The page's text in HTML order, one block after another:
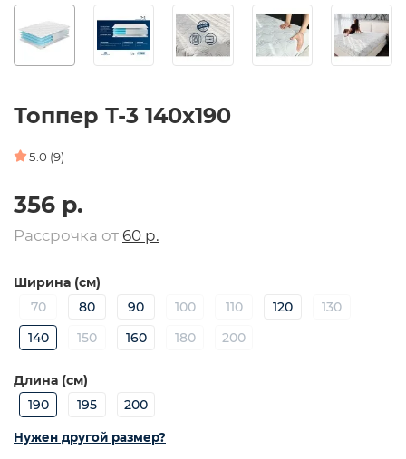
Топпер Т-3 140х190
5.0 (9)
356 р.
Рассрочка от 60 р.
Ширина (см)
70
80 90 100 110 120
130
140
150 160 180 200
Длина (см)
190
195 200
Нужен другой размер?